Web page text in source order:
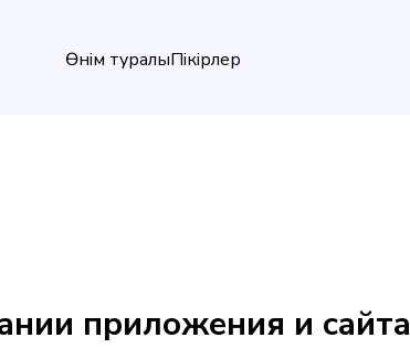
Өнім туралыПікірлер
приложения и сайта